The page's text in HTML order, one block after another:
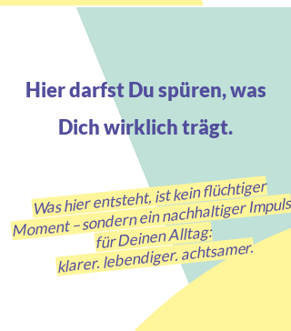
Hier darfst Du spüren, was
Dich wirklich trägt.
Was hier entsteht, ist kein flüchtiger
Moment – sondern ein nachhaltiger Impuls
für Deinen Alltag:
klarer. lebendiger. achtsamer.